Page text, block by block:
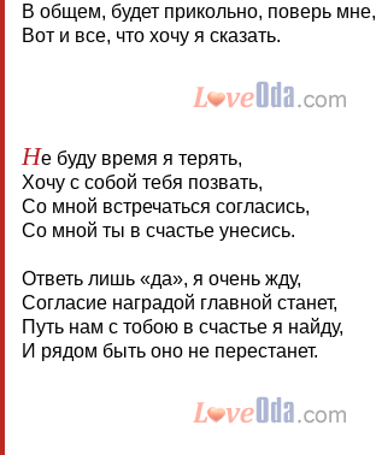
В общем, будет прикольно, поверь мне,
Вот и все, что хочу я сказать.
Не буду время я терять,
Хочу с собой тебя позвать,
Со мной встречаться согласись,
Со мной ты в счастье унесись.
Ответь лишь «да», я очень жду,
Согласие наградой главной станет,
Путь нам с тобою в счастье я найду,
И рядом быть оно не перестанет.